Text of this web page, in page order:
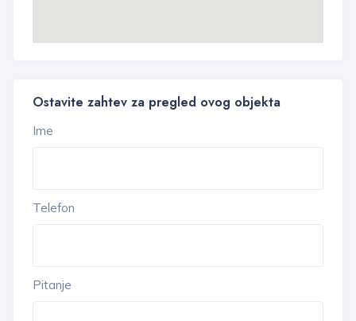
Ostavite zahtev za pregled ovog objekta
Ime
Telefon
Pitanje